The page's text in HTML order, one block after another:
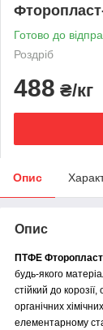
Готово до
Роздріб
488 ₴/кг
Опис
Опис
ПТФЕ Фторопласт
будь-якого
стійкий до
органічних
елементарному